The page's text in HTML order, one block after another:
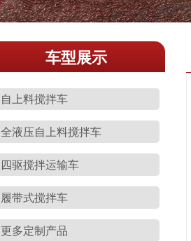
车型展示
自上料搅拌车
全液压自上料搅拌车
四驱搅拌运输车
履带式搅拌车
更多定制产品